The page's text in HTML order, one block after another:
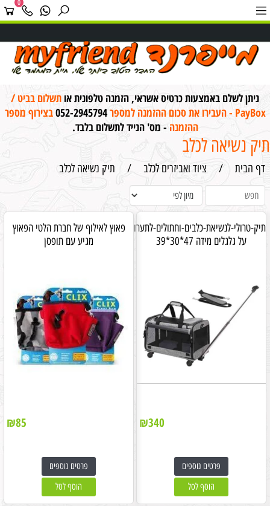
0
ניתן לשלם באמצעות כרטיס אשראי, הזמנה טלפונית או תשלום בביט /
PayBox - העבירו את סכום ההזמנה למספר
052-2945794בצירוף מספר
ההזמנה - מס' הנייד לתשלום בלבד.
תיק נשיאה לכלב
דף הבית / ציוד ואביזרים לכלב / תיק נשיאה לכלב
תיק-טרולי-לנשיאת-כלבים-וחתולים-לתערוכות
על גלגלים מידה 47*30*39
₪340
פרטים נוספים
הוסף לסל
פאוץ לאילוף של חברת הלטי הפאוץ
מגיע עם תופסן
₪85
פרטים נוספים
הוסף לסל